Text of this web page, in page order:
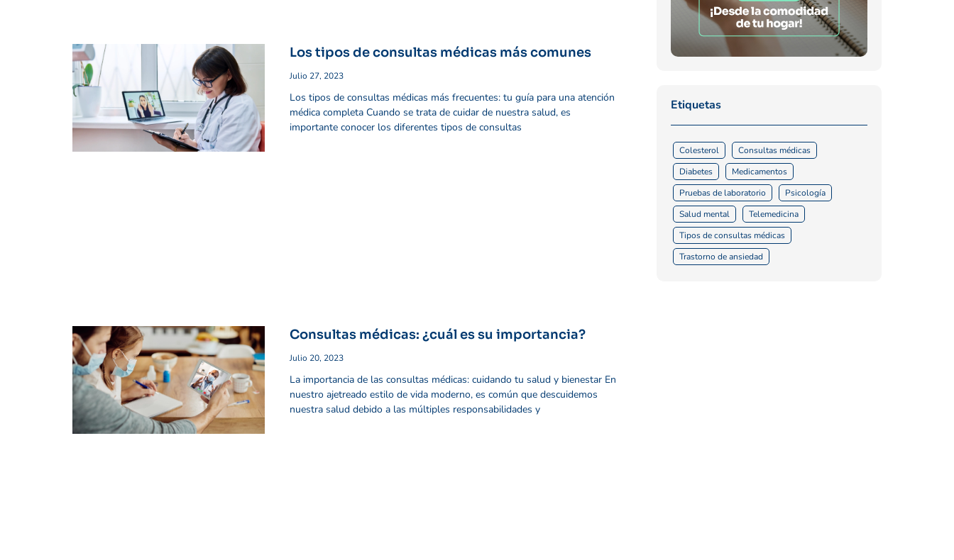
Los tipos de consultas médicas más comunes
Julio 27, 2023
Los tipos de consultas médicas más frecuentes: tu guía para una atención
médica completa Cuando se trata de cuidar de nuestra salud, es
importante conocer los diferentes tipos de consultas
Consultas médicas: ¿cuál es su importancia?
Julio 20, 2023
La importancia de las consultas médicas: cuidando tu salud y bienestar En
nuestro ajetreado estilo de vida moderno, es común que descuidemos
nuestra salud debido a las múltiples responsabilidades y
Etiquetas
Colesterol
Consultas médicas
Diabetes
Medicamentos
Pruebas de laboratorio
Psicología
Salud mental
Telemedicina
Tipos de consultas médicas
Trastorno de ansiedad